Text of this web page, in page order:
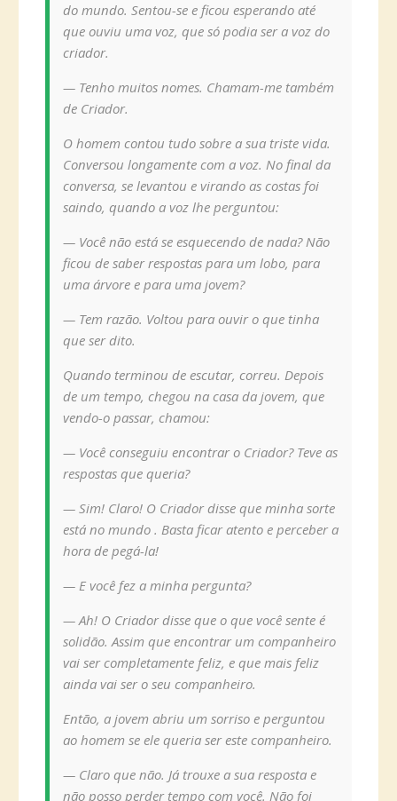
do mundo. Sentou-se e ficou esperando até
que ouviu uma voz, que só podia ser a voz do
criador.
— Tenho muitos nomes. Chamam-me também
de Criador.
O homem contou tudo sobre a sua triste vida.
Conversou longamente com a voz. No final da
conversa, se levantou e virando as costas foi
saindo, quando a voz lhe perguntou:
— Você não está se esquecendo de nada? Não
ficou de saber respostas para um lobo, para
uma árvore e para uma jovem?
— Tem razão. Voltou para ouvir o que tinha
que ser dito.
Quando terminou de escutar, correu. Depois
de um tempo, chegou na casa da jovem, que
vendo-o passar, chamou:
— Você conseguiu encontrar o Criador? Teve as
respostas que queria?
— Sim! Claro! O Criador disse que minha sorte
está no mundo . Basta ficar atento e perceber a
hora de pegá-la!
— E você fez a minha pergunta?
— Ah! O Criador disse que o que você sente é
solidão. Assim que encontrar um companheiro
vai ser completamente feliz, e que mais feliz
ainda vai ser o seu companheiro.
Então, a jovem abriu um sorriso e perguntou
ao homem se ele queria ser este companheiro.
— Claro que não. Já trouxe a sua resposta e
não posso perder tempo com você. Não foi